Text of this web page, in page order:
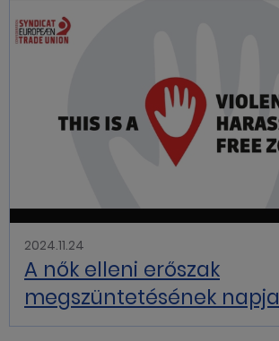
2024.11.24
A nők elleni erőszak
megszüntetésének napja